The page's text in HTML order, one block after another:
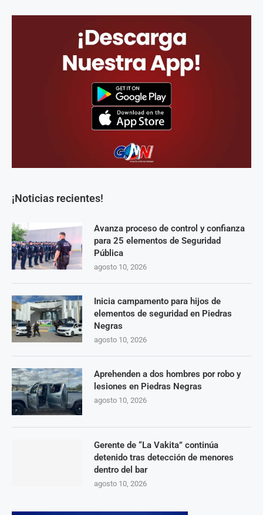
¡Noticias recientes!
Avanza proceso de control y confianza
para 25 elementos de Seguridad
Pública
agosto 10, 2026
Inicia campamento para hijos de
elementos de seguridad en Piedras
Negras
agosto 10, 2026
Aprehenden a dos hombres por robo y
lesiones en Piedras Negras
agosto 10, 2026
Gerente de “La Vakita” continúa
detenido tras detección de menores
dentro del bar
agosto 10, 2026